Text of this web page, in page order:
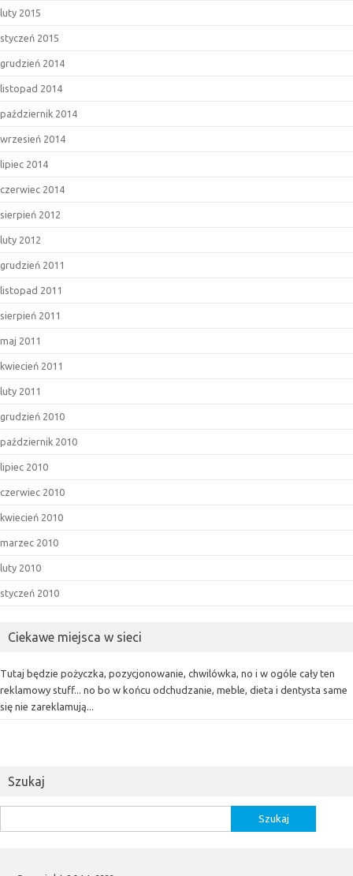
luty 2015
styczeń 2015
grudzień 2014
listopad 2014
październik 2014
wrzesień 2014
lipiec 2014
czerwiec 2014
sierpień 2012
luty 2012
grudzień 2011
listopad 2011
sierpień 2011
maj 2011
kwiecień 2011
luty 2011
grudzień 2010
październik 2010
lipiec 2010
czerwiec 2010
kwiecień 2010
marzec 2010
luty 2010
styczeń 2010
Ciekawe miejsca w sieci
Tutaj będzie pożyczka, pozycjonowanie, chwilówka, no i w ogóle cały ten
reklamowy stuff... no bo w końcu odchudzanie, meble, dieta i dentysta same
się nie zareklamują...
Szukaj